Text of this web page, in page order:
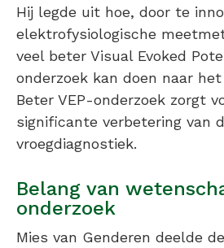
Hij legde uit hoe, door te
elektrofysiologische
veel beter Visual Evoked
onderzoek kan doen naar
Beter VEP-onderzoek zorgt
significante verbetering van
vroegdiagnostiek.
Belang van
onderzoek
Mies van Genderen deelde